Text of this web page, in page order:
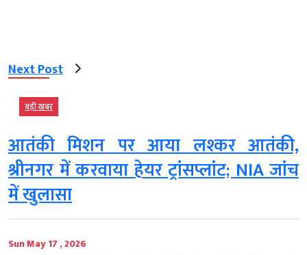
Next Post
बड़ी खबर
आतंकी मिशन पर आया लश्कर आतंकी,
श्रीनगर में करवाया हेयर ट्रांसप्लांट; NIA जांच
में खुलासा
Sun May 17 , 2026